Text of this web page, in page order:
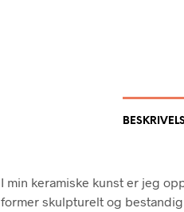
I min keramiske kunst er jeg
former skulpturelt og